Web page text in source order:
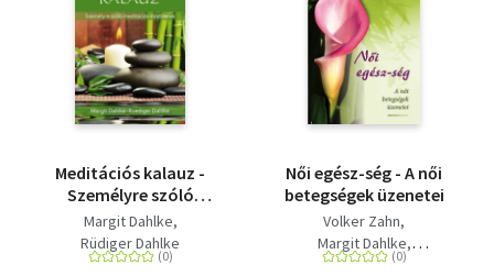
Meditációs kalauz -
Személyre szóló
meditációs módszerek
Margit Dahlke
Rüdiger Dahlke
Női egész-ség - A női
betegségek üzenetei
Volker Zahn
Margit Dahlke
Rüdiger Dahlke